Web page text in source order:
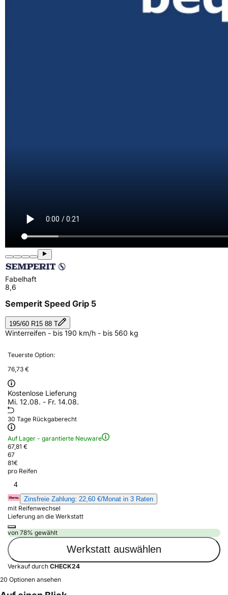
Fabelhaft
8,6
Semperit Speed Grip 5
195/60 R15 88 T
Winterreifen - bis 190 km/h - bis 560 kg
Teuerste Option:
76,73 €
Kostenlose Lieferung
Mi. 12.08. - Fr. 14.08.
30 Tage Rückgaberecht
Auf Lager - garantierte Neuware
67,81 €
67
81€
pro Reifen
4
Zinsfreie Zahlung: 22,60 €/Monat in 3 Raten
mit Reifenwechsel
Lieferung an die Werkstatt
von 78% gewählt
Werkstatt auswählen
Verkauf durch CHECK24
20 Optionen ansehen